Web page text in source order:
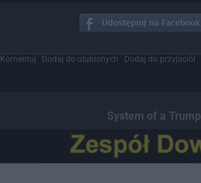
Komentuj Dodaj do ulubionych Dodaj do przyjaciół
System of a Trump